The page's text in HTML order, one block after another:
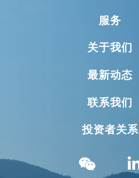
服务
关于我们
最新动态
联系我们
投资者关系